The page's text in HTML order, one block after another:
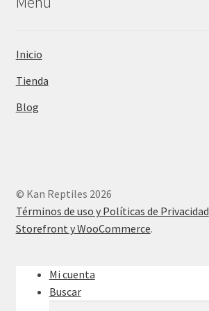
Inicio
Tienda
Blog
© Kan Reptiles 2026
Términos de uso y Políticas de Privacidad
Storefront y WooCommerce.
Mi cuenta
Buscar